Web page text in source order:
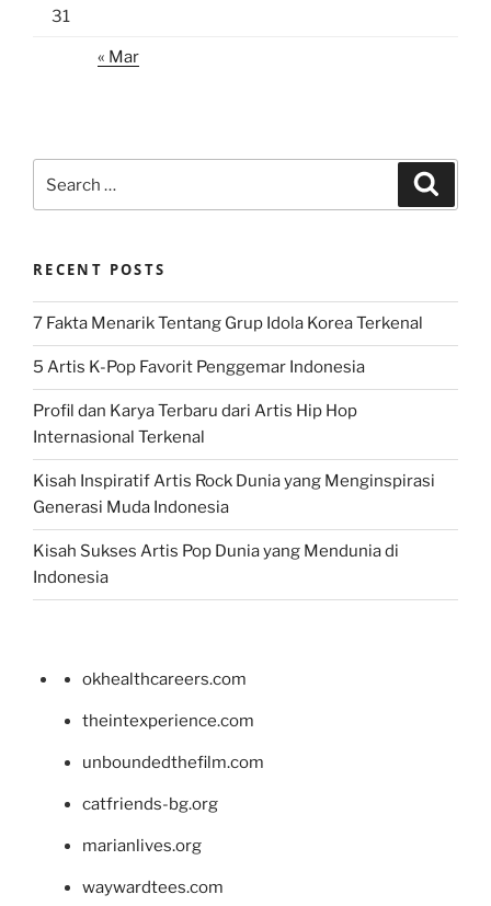
31
« Mar
for:
RECENT POSTS
7 Fakta Menarik Tentang Grup Idola Korea Terkenal
5 Artis K-Pop Favorit Penggemar Indonesia
Profil dan Karya Terbaru dari Artis Hip Hop
Internasional Terkenal
Kisah Inspiratif Artis Rock Dunia yang Menginspirasi
Generasi Muda Indonesia
Kisah Sukses Artis Pop Dunia yang Mendunia di
Indonesia
okhealthcareers.com
theintexperience.com
unboundedthefilm.com
catfriends-bg.org
marianlives.org
waywardtees.com